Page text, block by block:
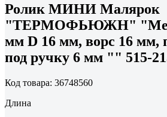
Ролик МИНИ Малярок
"ТЕРМОФЬЮЖН" "Мех
мм D 16 мм, ворс 16 мм,
под ручку 6 мм "" 515-
Код товара: 36748560
Длина